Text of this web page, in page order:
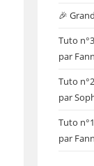
🎉
Tuto
par
Tuto
par
Tuto
par